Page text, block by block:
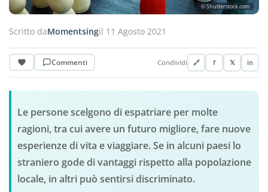
© Shutterstock.com
Scritto daMomentsingil 11 Agosto 2021
Commenti Condividi 🔗 f 𝕏 in
Le persone scelgono di espatriare per molte
ragioni, tra cui avere un futuro migliore, fare nuove
esperienze di vita e viaggiare. Se in alcuni paesi lo
straniero gode di vantaggi rispetto alla popolazione
locale, in altri può sentirsi discriminato.